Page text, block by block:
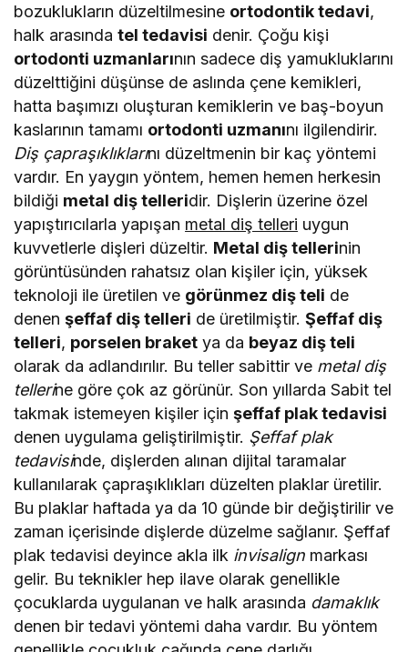
bozuklukların düzeltilmesine ortodontik tedavi,
halk arasındatel tedavisi denir. Çoğu kişi
ortodonti uzmanlarının sadece diş yamukluklarını
düzelttiğini düşünse de aslında çene kemikleri,
hatta başımızı oluşturan kemiklerin ve baş-boyun
kaslarının tamamı ortodonti uzmanını ilgilendirir.
Diş çapraşıklıklarını düzeltmenin bir kaç yöntemi
vardır. En yaygın yöntem, hemen hemen herkesin
bildiği metal diş telleridir. Dişlerin üzerine özel
yapıştırıcılarla yapışan metal diş telleri uygun
kuvvetlerle dişleri düzeltir. Metal diş tellerinin
görüntüsünden rahatsız olan kişiler için, yüksek
teknoloji ile üretilen ve görünmez diş teli de
denenşeffaf diş telleri de üretilmiştir.Şeffaf diş
telleri, porselen braket ya da beyaz diş teli
olarak da adlandırılır. Bu teller sabittir ve metal diş
tellerine göre çok az görünür. Son yıllarda Sabit tel
takmak istemeyen kişiler içinşeffaf plak tedavisi
denen uygulama geliştirilmiştir. Şeffaf plak
tedavisinde, dişlerden alınan dijital taramalar
kullanılarak çapraşıklıkları düzelten plaklar üretilir.
Bu plaklar haftada ya da 10 günde bir değiştirilir ve
zaman içerisinde dişlerde düzelme sağlanır. Şeffaf
plak tedavisi deyince akla ilk invisalign markası
gelir. Bu teknikler hep ilave olarak genellikle
çocuklarda uygulanan ve halk arasında damaklık
denen bir tedavi yöntemi daha vardır. Bu yöntem